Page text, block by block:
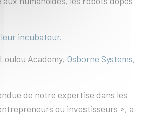
incubateur.
Academy, Osborne Systems,
de notre expertise dans les
ou investisseurs », a